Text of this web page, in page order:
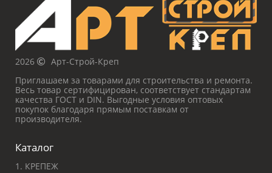
2026
Арт-Строй-Креп
Приглашаем за товарами для строительства и ремонта.
Весь товар сертифицирован, соответствует стандартам
качества ГОСТ и DIN. Выгодные условия оптовых
покупок благодаря прямым поставкам от
производителя.
Каталог
1. КРЕПЕЖ